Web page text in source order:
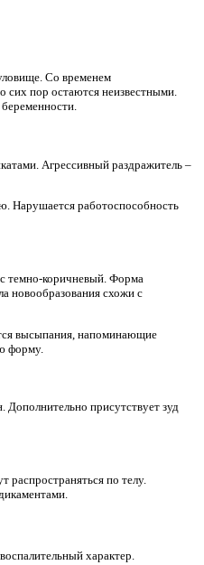
Со временем
сих пор остаются неизвестными.
Агрессивный раздражитель –
Нарушается работоспособность
темно-коричневый. Форма
новообразования схожи с
высыпания, напоминающие
форму.
Дополнительно присутствует зуд
распространяться по телу.
характер.